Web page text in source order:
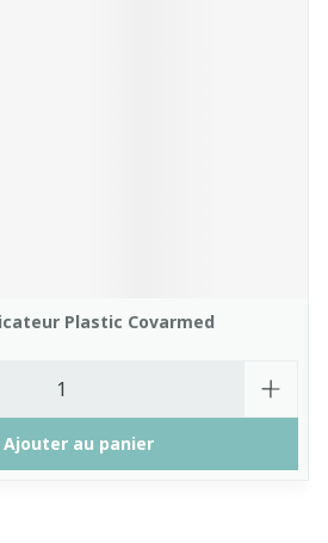
Plastic Covarmed
Ajouter au panier